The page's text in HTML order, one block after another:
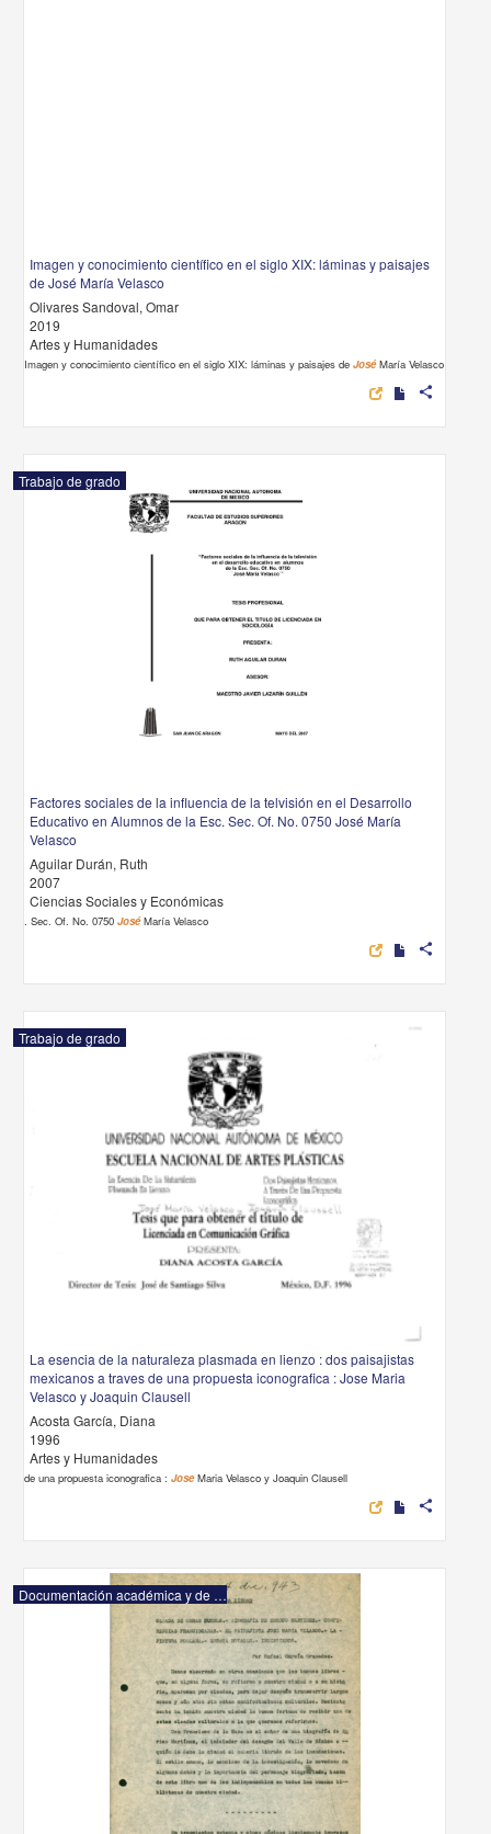
Imagen y conocimiento científico en el siglo XIX: láminas y paisajes
de José María Velasco
Olivares Sandoval, Omar
2019
Artes y Humanidades
Imagen y conocimiento científico en el siglo XIX: láminas y paisajes deJoséMaría Velasco
share
Trabajo de grado
Factores sociales de la influencia de la telvisión en el Desarrollo
Educativo en Alumnos de la Esc. Sec. Of. No. 0750 José María
Velasco
Aguilar Durán, Ruth
2007
Ciencias Sociales y Económicas
. Sec. Of. No. 0750JoséMaría Velasco
share
Trabajo de grado
La esencia de la naturaleza plasmada en lienzo : dos paisajistas
mexicanos a traves de una propuesta iconografica : Jose Maria
Velasco y Joaquin Clausell
Acosta García, Diana
1996
Artes y Humanidades
de una propuesta iconografica :JoseMaria Velasco y Joaquin Clausell
share
Documentación académica y de investigación